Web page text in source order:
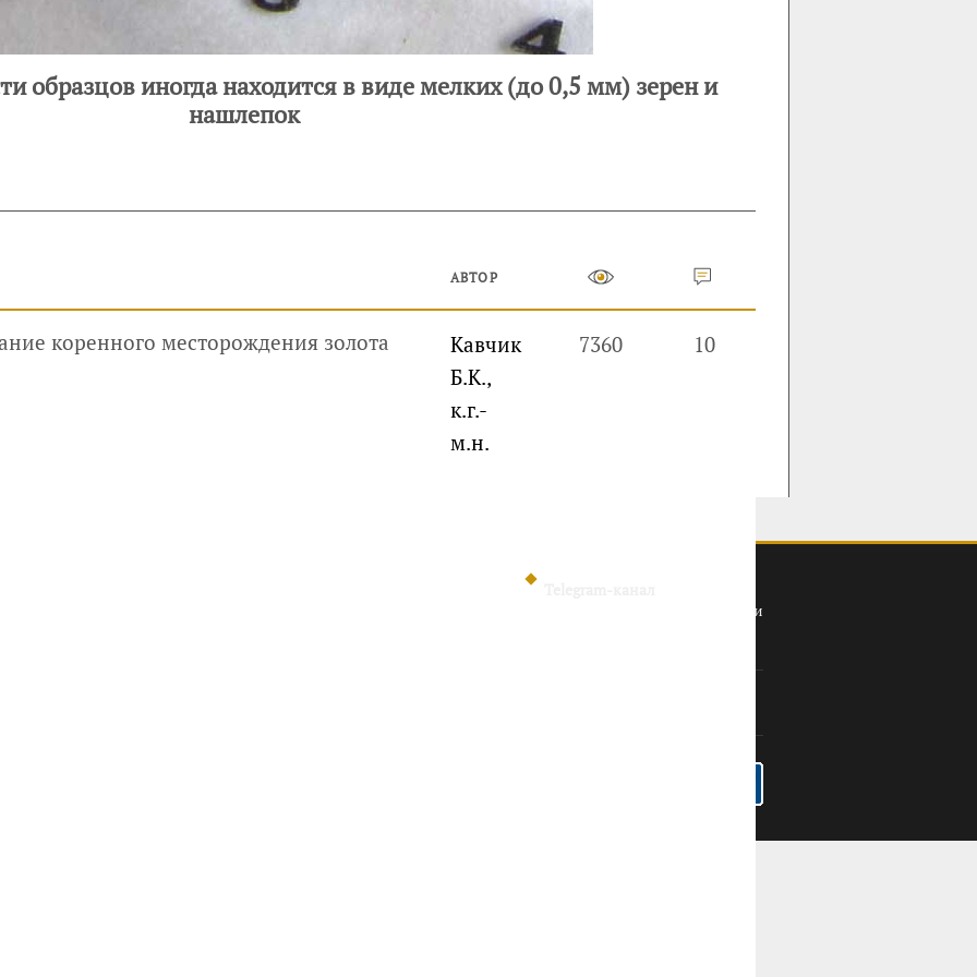
образцов иногда находится в виде мелких (до 0,5 мм) зерен и
нашлепок
АВТОР
коренного месторождения золота
Кавчик
Б.К.,
к.г.-
м.н.
7360 10
инвесторов
Политика конфиденциальности
использовании материалов гиперссылка обязательна.